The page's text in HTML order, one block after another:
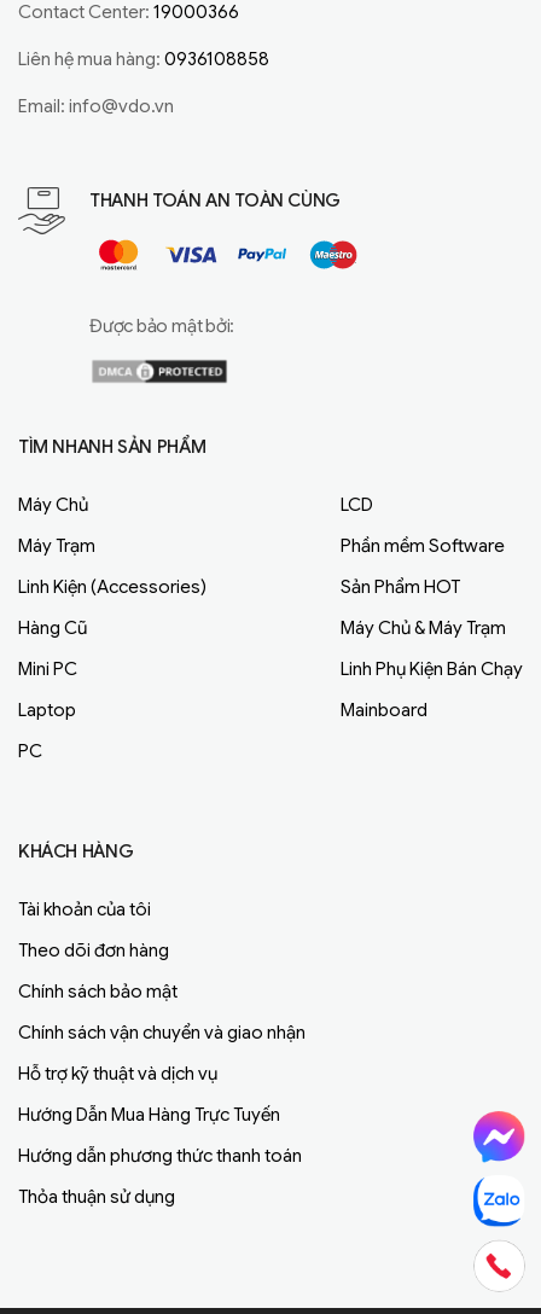
Contact Center: 19000366
Liên hệ mua hàng: 0936108858
Email: info@vdo.vn
THANH TOÁN AN TOÀN CÙNG
Được bảo mật bởi:
TÌM NHANH SẢN PHẨM
Máy Chủ
Máy Trạm
Linh Kiện (Accessories)
Hàng Cũ
Mini PC
Laptop
PC
LCD
Phần mềm Software
Sản Phẩm HOT
Máy Chủ & Máy Trạm
Linh Phụ Kiện Bán Chạy
Mainboard
KHÁCH HÀNG
Tài khoản của tôi
Theo dõi đơn hàng
Chính sách bảo mật
Chính sách vận chuyển và giao nhận
Hỗ trợ kỹ thuật và dịch vụ
Hướng Dẫn Mua Hàng Trực Tuyến
Hướng dẫn phương thức thanh toán
Thỏa thuận sử dụng